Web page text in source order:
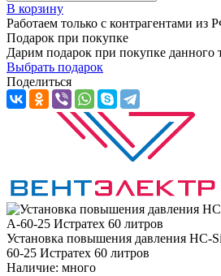
В корзину
Работаем только с контрагентами из
Подарок при покупке
Дарим подарок при покупке данного
Выбрать подарок
Поделиться
Установка повышения давления HC-
60-25 Истратех 60 литров
Наличие: много